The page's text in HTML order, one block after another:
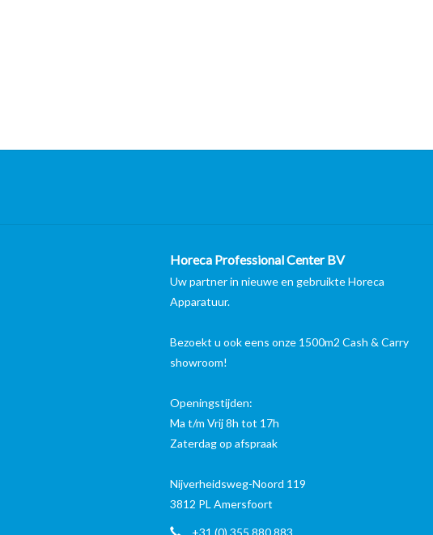
Horeca Professional Center BV
Uw partner in nieuwe en gebruikte Horeca
Apparatuur.
Bezoekt u ook eens onze 1500m2 Cash & Carry
showroom!
Openingstijden:
Ma t/m Vrij 8h tot 17h
Zaterdag op afspraak
Nijverheidsweg-Noord 119
3812 PL Amersfoort